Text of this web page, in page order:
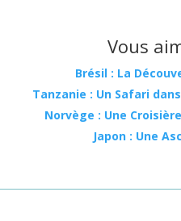
Vous
Brésil : La
Tanzanie : Un Safari
Norvège : Une
Japon : Une